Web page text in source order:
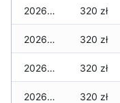
2026-05-22 320 zł
2026-05-21 320 zł
2026-05-20 320 zł
2026-05-19 320 zł